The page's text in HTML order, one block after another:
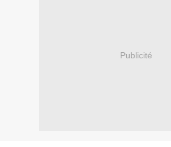
Publicité